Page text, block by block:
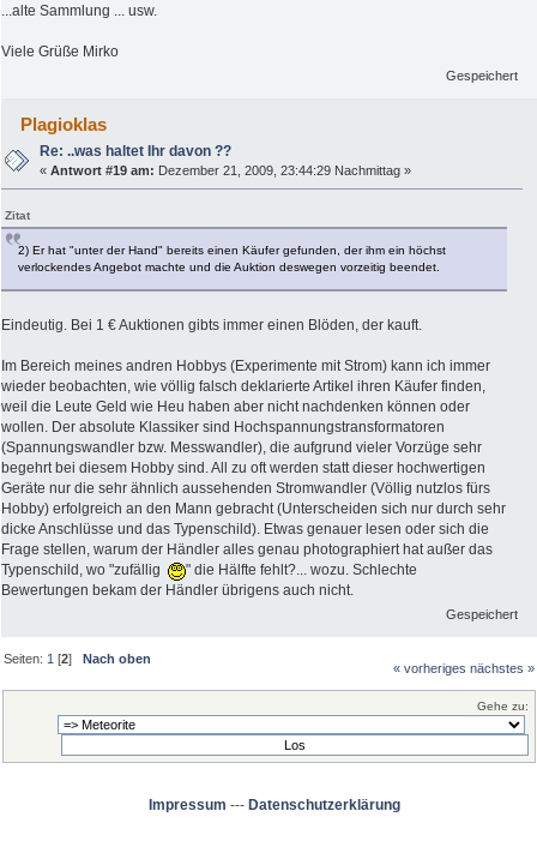
...alte Sammlung ... usw.
Viele Grüße Mirko
Gespeichert
Plagioklas
Re: ..was haltet Ihr davon ??
«Antwort #19 am: Dezember 21, 2009, 23:44:29 Nachmittag »
Zitat
2) Er hat "unter der Hand" bereits einen Käufer gefunden, der ihm ein höchst
verlockendes Angebot machte und die Auktion deswegen vorzeitig beendet.
Eindeutig. Bei 1 € Auktionen gibts immer einen Blöden, der kauft.
Im Bereich meines andren Hobbys (Experimente mit Strom) kann ich immer
wieder beobachten, wie völlig falsch deklarierte Artikel ihren Käufer finden,
weil die Leute Geld wie Heu haben aber nicht nachdenken können oder
wollen. Der absolute Klassiker sind Hochspannungstransformatoren
(Spannungswandler bzw. Messwandler), die aufgrund vieler Vorzüge sehr
begehrt bei diesem Hobby sind. All zu oft werden statt dieser hochwertigen
Geräte nur die sehr ähnlich aussehenden Stromwandler (Völlig nutzlos fürs
Hobby) erfolgreich an den Mann gebracht (Unterscheiden sich nur durch sehr
dicke Anschlüsse und das Typenschild). Etwas genauer lesen oder sich die
Frage stellen, warum der Händler alles genau photographiert hat außer das
Typenschild, wo "zufällig
" die Hälfte fehlt?... wozu. Schlechte
Bewertungen bekam der Händler übrigens auch nicht.
Gespeichert
Seiten: 1 [2]Nach oben
« vorheriges nächstes »
Gehe zu:
Impressum --- Datenschutzerklärung